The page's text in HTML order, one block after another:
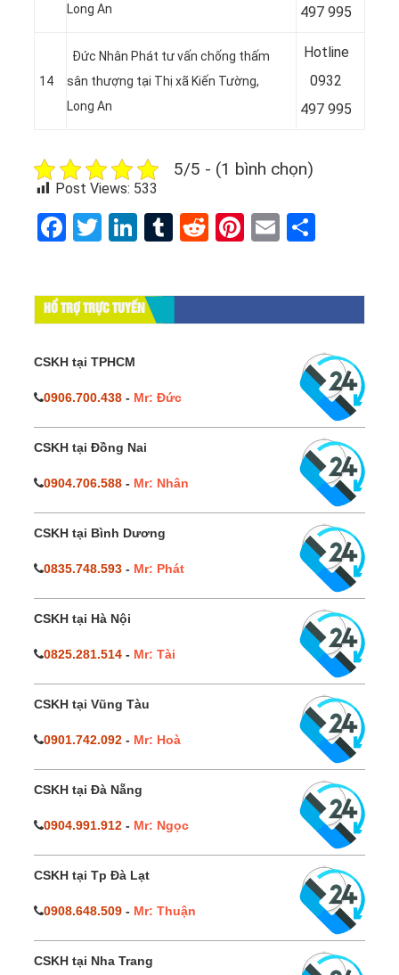
Long An
497 995
14
Đức Nhân Phát tư vấn chống thấm
sân thượng tại Thị xã Kiến Tường,
Long An
Hotline
0932
497 995
5/5 - (1 bình chọn)
Post Views: 533
Facebook
Twitter
LinkedIn
Tumblr
RedditPinterest
Email
HỔ TRỢ TRỰC TUYẾN
CSKH tại TPHCM
0906.700.438 - Mr: Đức
CSKH tại Đồng Nai
0904.706.588 - Mr: Nhân
CSKH tại Bình Dương
0835.748.593 - Mr: Phát
CSKH tại Hà Nội
0825.281.514 - Mr: Tài
CSKH tại Vũng Tàu
0901.742.092 - Mr: Hoà
CSKH tại Đà Nẵng
0904.991.912 - Mr: Ngọc
CSKH tại Tp Đà Lạt
0908.648.509 - Mr: Thuận
CSKH tại Nha Trang